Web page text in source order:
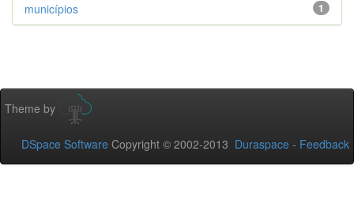
1
municípios
Theme by
DSpace Software Copyright © 2002-2013 Duraspace - Feedback